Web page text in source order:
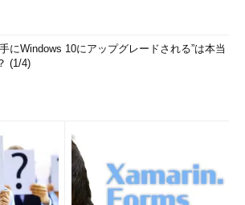
にWindows 10にアップグレードされる”は本当
(1/4)